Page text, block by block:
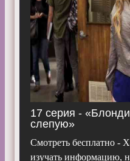
17 серия -
слепую»
Смотреть бесплатно -
изучать информацию,